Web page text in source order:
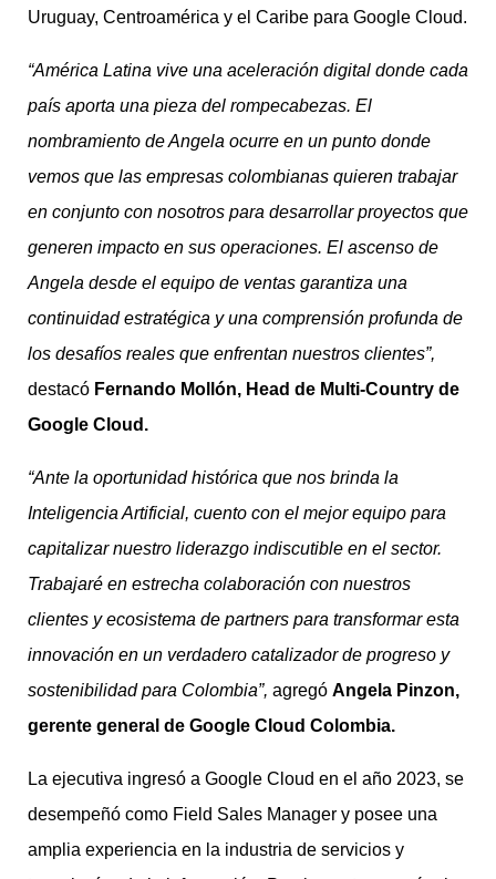
Uruguay, Centroamérica y el Caribe para Google Cloud.
“América Latina vive una aceleración digital donde cada
país aporta una pieza del rompecabezas. El
nombramiento de Angela ocurre en un punto donde
vemos que las empresas colombianas quieren trabajar
en conjunto con nosotros para desarrollar proyectos que
generen impacto en sus operaciones. El ascenso de
Angela desde el equipo de ventas garantiza una
continuidad estratégica y una comprensión profunda de
los desafíos reales que enfrentan nuestros clientes”,
destacó Fernando Mollón, Head de Multi-Country de
Google Cloud.
“Ante la oportunidad histórica que nos brinda la
Inteligencia Artificial, cuento con el mejor equipo para
capitalizar nuestro liderazgo indiscutible en el sector.
Trabajaré en estrecha colaboración con nuestros
clientes y ecosistema de partners para transformar esta
innovación en un verdadero catalizador de progreso y
sostenibilidad para Colombia”, agregó Angela Pinzon,
gerente general de Google Cloud Colombia.
La ejecutiva ingresó a Google Cloud en el año 2023, se
desempeñó como Field Sales Manager y posee una
amplia experiencia en la industria de servicios y